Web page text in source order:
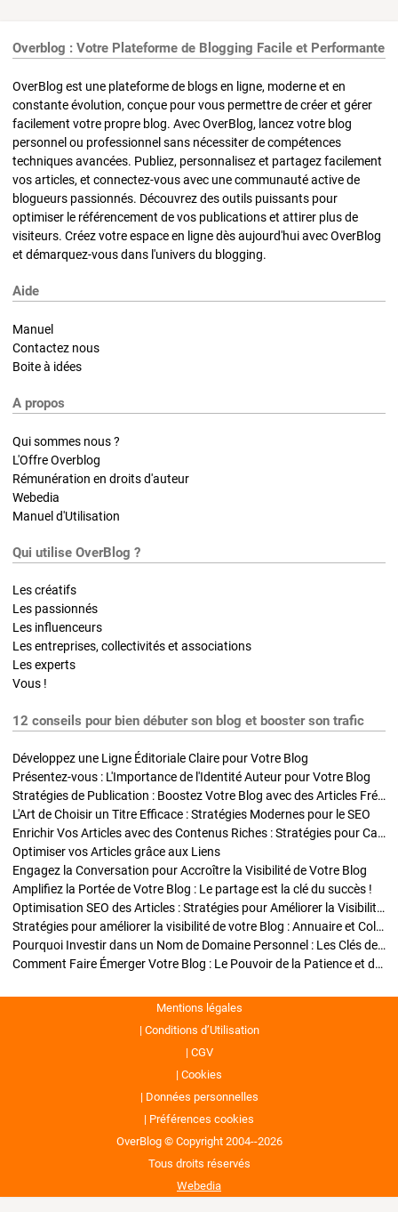
Overblog : Votre Plateforme de Blogging Facile et Performante
OverBlog est une plateforme de blogs en ligne, moderne et en
constante évolution, conçue pour vous permettre de créer et gérer
facilement votre propre blog. Avec OverBlog, lancez votre blog
personnel ou professionnel sans nécessiter de compétences
techniques avancées. Publiez, personnalisez et partagez facilement
vos articles, et connectez-vous avec une communauté active de
blogueurs passionnés. Découvrez des outils puissants pour
optimiser le référencement de vos publications et attirer plus de
visiteurs. Créez votre espace en ligne dès aujourd'hui avec OverBlog
et démarquez-vous dans l'univers du blogging.
Aide
Manuel
Contactez nous
Boite à idées
A propos
Qui sommes nous ?
L'Offre Overblog
Rémunération en droits d'auteur
Webedia
Manuel d'Utilisation
Qui utilise OverBlog ?
Les créatifs
Les passionnés
Les influenceurs
Les entreprises, collectivités et associations
Les experts
Vous !
12 conseils pour bien débuter son blog et booster son trafic
Développez une Ligne Éditoriale Claire pour Votre Blog
Présentez-vous : L'Importance de l'Identité Auteur pour Votre Blog
Stratégies de Publication : Boostez Votre Blog avec des Articles Fréquents et Exclusifs
L'Art de Choisir un Titre Efficace : Stratégies Modernes pour le SEO
Enrichir Vos Articles avec des Contenus Riches : Stratégies pour Captiver et Optimiser
Optimiser vos Articles grâce aux Liens
Engagez la Conversation pour Accroître la Visibilité de Votre Blog
Amplifiez la Portée de Votre Blog : Le partage est la clé du succès !
Optimisation SEO des Articles : Stratégies pour Améliorer la Visibilité de Votre Blog
Stratégies pour améliorer la visibilité de votre Blog : Annuaire et Collaborations
Pourquoi Investir dans un Nom de Domaine Personnel : Les Clés de la Réussite de Votre Blog
Comment Faire Émerger Votre Blog : Le Pouvoir de la Patience et de la Persévérance
Mentions légales
Conditions d’Utilisation
CGV
Cookies
Données personnelles
Préférences cookies
OverBlog © Copyright 2004--2026
Tous droits réservés
Webedia